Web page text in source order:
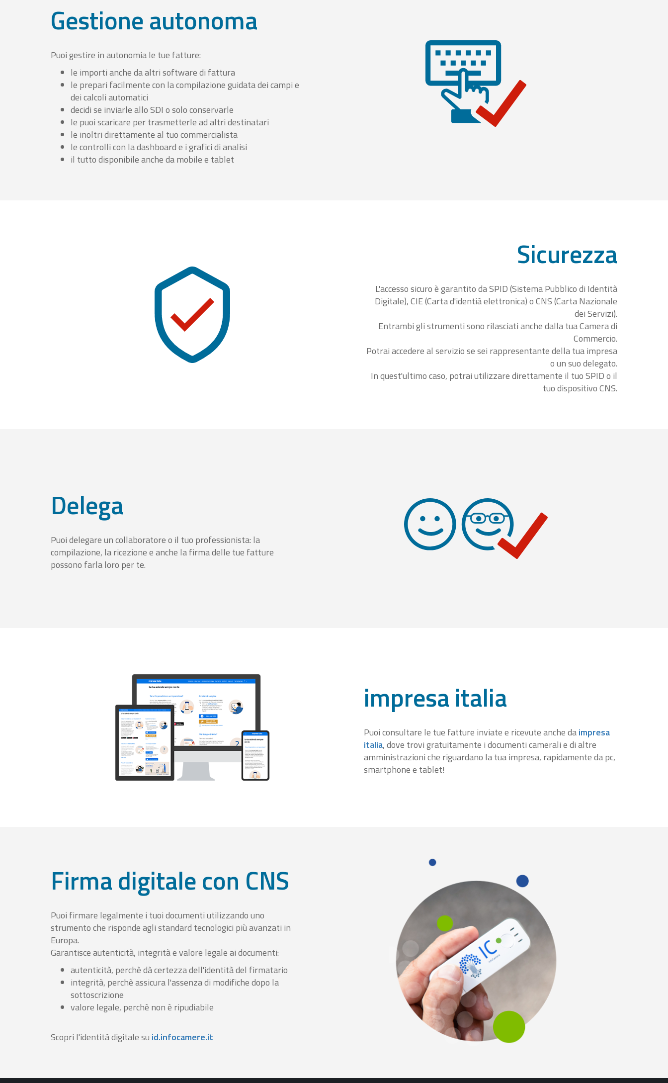
Gestione autonoma
Puoi gestire in autonomia le tue fatture:
le importi anche da altri software di fattura
le prepari facilmente con la compilazione guidata dei campi e
dei calcoli automatici
decidi se inviarle allo SDI o solo conservarle
le puoi scaricare per trasmetterle ad altri destinatari
le inoltri direttamente al tuo commercialista
le controlli con la dashboard e i grafici di analisi
il tutto disponibile anche da mobile e tablet
Sicurezza
L'accesso sicuro è garantito da SPID (Sistema Pubblico di Identità
Digitale), CIE (Carta d'identià elettronica) o CNS (Carta Nazionale
dei Servizi).
Entrambi gli strumenti sono rilasciati anche dalla tua Camera di
Commercio.
Potrai accedere al servizio se sei rappresentante della tua impresa
o un suo delegato.
In quest'ultimo caso, potrai utilizzare direttamente il tuo SPID o il
tuo dispositivo CNS.
Delega
Puoi delegare un collaboratore o il tuo professionista: la
compilazione, la ricezione e anche la firma delle tue fatture
possono farla loro per te.
impresa italia
Puoi consultare le tue fatture inviate e ricevute anche daimpresa
italia, dove trovi gratuitamente i documenti camerali e di altre
amministrazioni che riguardano la tua impresa, rapidamente da pc,
smartphone e tablet!
Firma digitale con CNS
Puoi firmare legalmente i tuoi documenti utilizzando uno
strumento che risponde agli standard tecnologici più avanzati in
Europa.
Garantisce autenticità, integrità e valore legale ai documenti:
autenticità, perchè dà certezza dell'identità del firmatario
integrità, perchè assicura l'assenza di modifiche dopo la
sottoscrizione
valore legale, perchè non è ripudiabile
Scopri l'identità digitale su id.infocamere.it